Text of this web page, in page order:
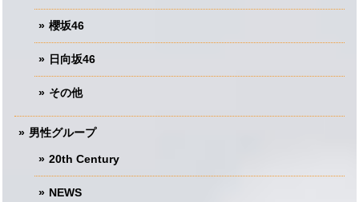
櫻坂46
日向坂46
その他
男性グループ
20th Century
NEWS